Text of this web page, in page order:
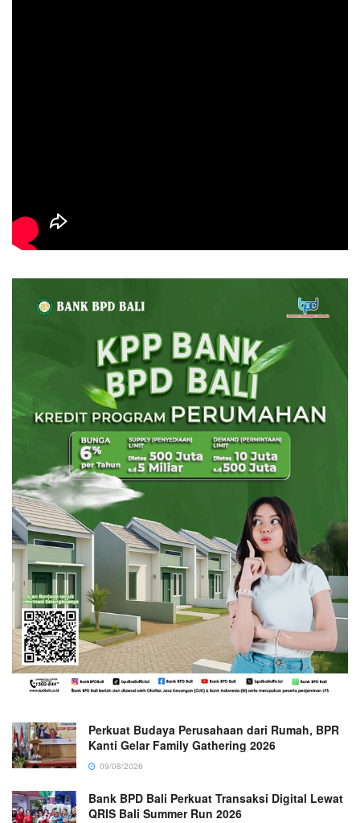
Perkuat Budaya Perusahaan dari Rumah, BPR
Kanti Gelar Family Gathering 2026
09/08/2026
Bank BPD Bali Perkuat Transaksi Digital Lewat
QRIS Bali Summer Run 2026